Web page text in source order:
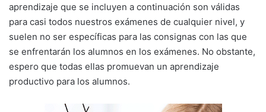
aprendizaje que se incluyen a continuación son válidas
para casi todos nuestros exámenes de cualquier nivel, y
suelen no ser específicas para las consignas con las que
se enfrentarán los alumnos en los exámenes. No obstante,
espero que todas ellas promuevan un aprendizaje
productivo para los alumnos.